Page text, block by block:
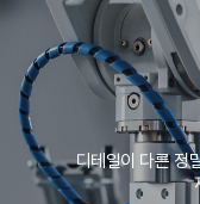
디테일이 다른 정